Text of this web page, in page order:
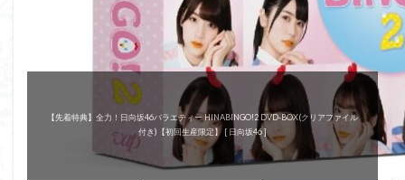
全力！日向坂46バラエティー HINABINGO!2 Blu-ray BOX【Blu-ray】 [ 日向坂46 ]
全力！日向坂46バラエティー HINABINGO!2 Blu-ray BOX【Blu-ray】 [ 日向坂46 ]
【先着特典】全力！日向坂46バラエティー HINABINGO!2 DVD-BOX(クリアファイル
付き)【初回生産限定】 [ 日向坂46 ]
全力！日向坂46バラエティー HINABINGO! Blu-ray BOX【Blu-ray】 [ 日向坂46 ]
全力！日向坂46バラエティー HINABINGO! DVD-BOX(初回生産限定) [ 日向坂46 ]
舞台『ザンビ』
Blu-ray BOX
舞台『ザンビ』
DVD-BOX
『Re:Mind』 DVD-BOX
『KEYABINGO!4』
～ひらがなけやきって何？～
Blu-ray BOX【Blu-ray】
『KEYABINGO!4』
～ひらがなけやきって何？～
DVD-BOX(初回生産限定)